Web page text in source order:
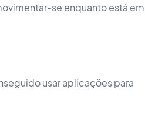
se enquanto está em
usar aplicações para